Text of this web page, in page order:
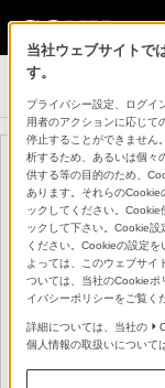
ソニーの電子書籍
当社ウェブサイトで
す。
プライバシー設定、ログイ
用者のアクションに応じて
停止することができません
析するため、あるいは個々
供する等の目的のため、
あります。それらのCookie
ックしてください。Cookie
ックして下さい。Cookie
ください。Cookieの設定
よっては、このウェブサイ
ついては、当社のCookieポ
イバシーポリシーをご覧く
詳細については、当社の
個人情報の取扱いについて